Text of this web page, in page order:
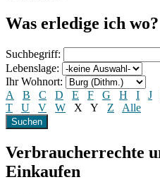
Was erledige ich wo?
Suchbegriff:
Lebenslage:
Ihr Wohnort:
A
B C D E F G H I J
T
U V W X Y Z Alle
Verbraucherrechte
Einkaufen